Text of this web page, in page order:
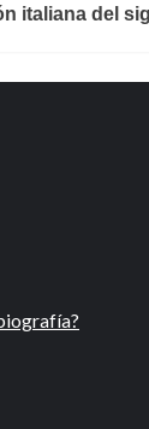
italiana del